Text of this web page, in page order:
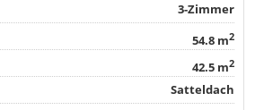
3-Zimmer
54.8 m2
42.5 m2
Satteldach